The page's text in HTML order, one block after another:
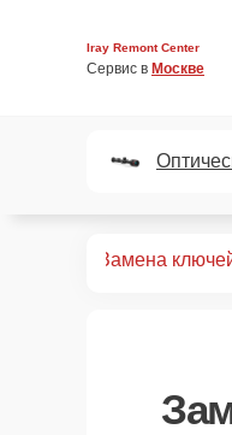
Iray Remont Center
Сервис в Москве
Замена